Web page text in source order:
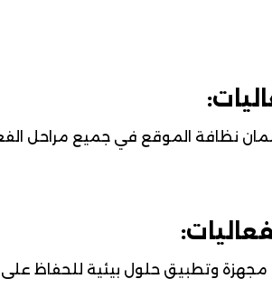
نظافة الموقع في جميع مراحل
مجهزة وتطبيق حلول بيئية للحفاظ على